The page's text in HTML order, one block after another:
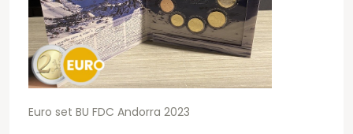
Euro set BU FDC Andorra 2023